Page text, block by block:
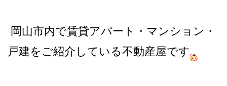
岡山市内で賃貸アパート・マンション・
戸建をご紹介している不動産屋です